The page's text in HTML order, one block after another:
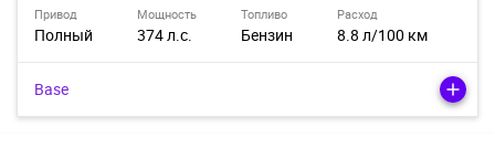
Привод
Полный
Мощность
374 л.с.
Топливо
Бензин
Расход
8.8 л/100 км
Base